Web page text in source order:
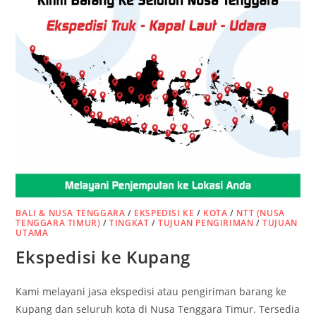
BALI & NUSA TENGGARA / EKSPEDISI KE / KOTA / NTT (NUSA
TENGGARA TIMUR) /TINGKAT /TUJUAN PENGIRIMAN /TUJUAN
UTAMA
Ekspedisi ke Kupang
Kami melayani jasa ekspedisi atau pengiriman barang ke
Kupang dan seluruh kota di Nusa Tenggara Timur. Tersedia